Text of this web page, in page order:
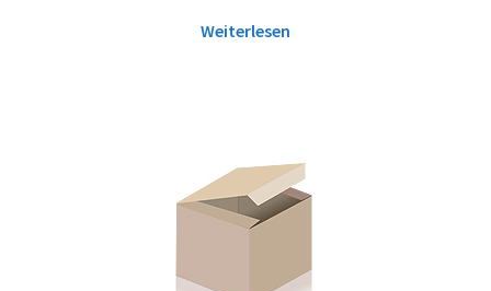
Weiterlesen